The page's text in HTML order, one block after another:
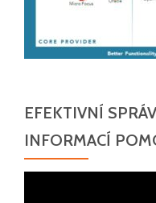
EFEKTIVNÍ
INFORMACÍ